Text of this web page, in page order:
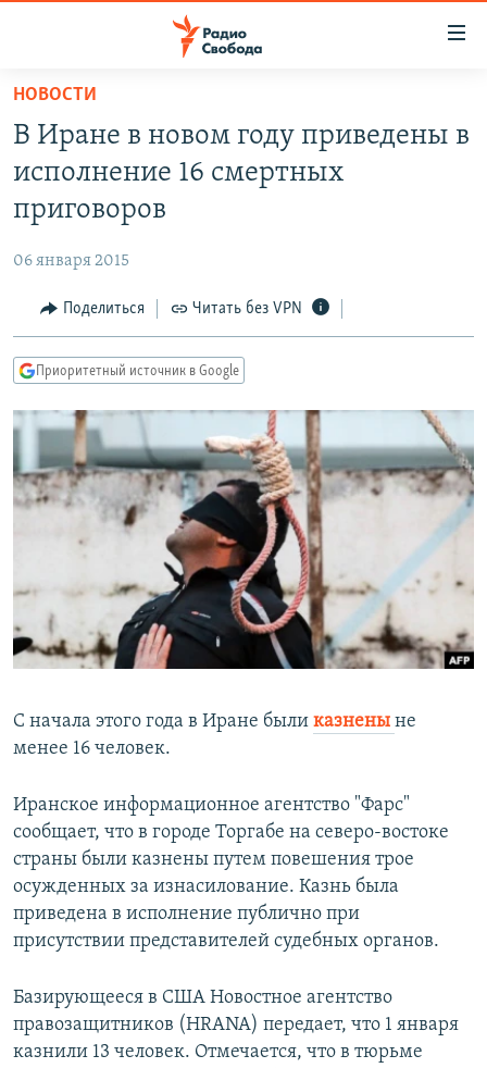
упрощенного
доступа
основному
Вернутся
Вернутся
поиску
ПОДКАСТЫ
МНЕНИЯ
КУЛЬТУРА
КАВКАЗ.РЕАЛИИ
СЕВЕР.РЕАЛИИ
СИБИРЬ.РЕАЛИИ
РАСПИСАНИЕ ВЕЩАНИЯ
ПОДПИШИТЕСЬ НА РАССЫЛКУ
СОЦИАЛЬНЫЕ СЕТИ
Все сайты РСЕ/РС
НОВОСТИ
В Иране в новом году приведены в
исполнение 16 смертных
приговоров
06 января 2015
Поделиться Читать без VPN
Приоритетный источник в Google
С начала этого года в Иране были казнены не
менее 16 человек.
Иранское информационное агентство "Фарс"
сообщает, что в городе Торгабе на северо-востоке
страны были казнены путем повешения трое
осужденных за изнасилование. Казнь была
приведена в исполнение публично при
присутствии представителей судебных органов.
Базирующееся в США Новостное агентство
правозащитников (HRANA) передает, что 1 января
казнили 13 человек. Отмечается, что в тюрьме